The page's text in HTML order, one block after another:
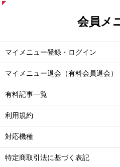
会員メ
マイメニュー登録・ログイン
マイメニュー退会（有料会員退会）
有料記事一覧
利用規約
対応機種
特定商取引法に基づく表記